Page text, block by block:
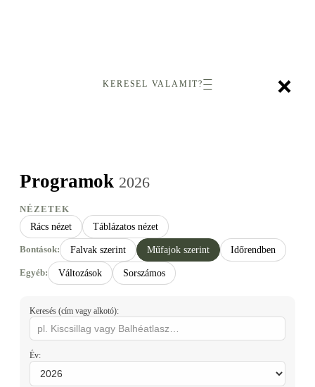
×
KERESEL VALAMIT?
Programok 2026
NÉZETEK
Rács nézet
Táblázatos nézet
Bontások: Falvak szerint Műfajok szerint Időrendben
Egyéb: Változások Sorszámos
Keresés (cím vagy alkotó):
Év: